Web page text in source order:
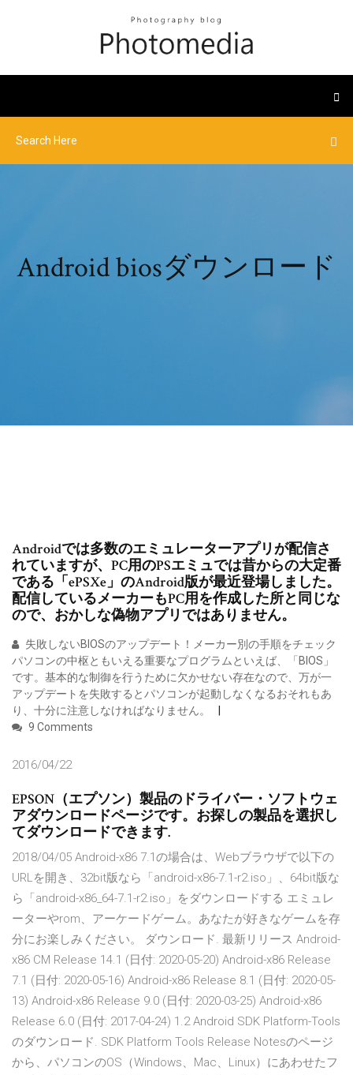
Android biosダウンロード
Androidでは多数のエミュレーターアプリが配信さ
れていますが、PC用のPSエミュでは昔からの大定番
である「ePSXe」のAndroid版が最近登場しました。
配信しているメーカーもPC用を作成した所と同じな
ので、おかしな偽物アプリではありません。
失敗しないBIOSのアップデート！メーカー別の手順をチェック
パソコンの中枢ともいえる重要なプログラムといえば、「BIOS」
です。基本的な制御を行うために欠かせない存在なので、万が一
アップデートを失敗するとパソコンが起動しなくなるおそれもあ
り、十分に注意しなければなりません。
9 Comments
2016/04/22
EPSON（エプソン）製品のドライバー・ソフトウェ
アダウンロードページです。お探しの製品を選択し
てダウンロードできます.
2018/04/05 Android-x86 7.1の場合は、Webブラウザで以下の
URLを開き、32bit版なら「android-x86-7.1-r2.iso」、64bit版な
ら「android-x86_64-7.1-r2.iso」をダウンロードする エミュレ
ーターやrom、アーケードゲーム。あなたが好きなゲームを存
分にお楽しみください。 ダウンロード. 最新リリース Android-
x86 CM Release 14.1 (日付: 2020-05-20) Android-x86 Release
7.1 (日付: 2020-05-16) Android-x86 Release 8.1 (日付: 2020-05-
13) Android-x86 Release 9.0 (日付: 2020-03-25) Android-x86
Release 6.0 (日付: 2017-04-24) 1.2 Android SDK Platform-Tools
のダウンロード. SDK Platform Tools Release Notesのページ
から、パソコンのOS（Windows、Mac、Linux）にあわせたフ